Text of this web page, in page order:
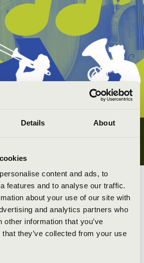
Details About
content and ads, to
features and to analyse our traffic.
about your use of our site with
and analytics partners who
other information that you’ve
they’ve collected from your use
Megyei koncert lista
Összes ifjúsági koncert
kiajánló I.